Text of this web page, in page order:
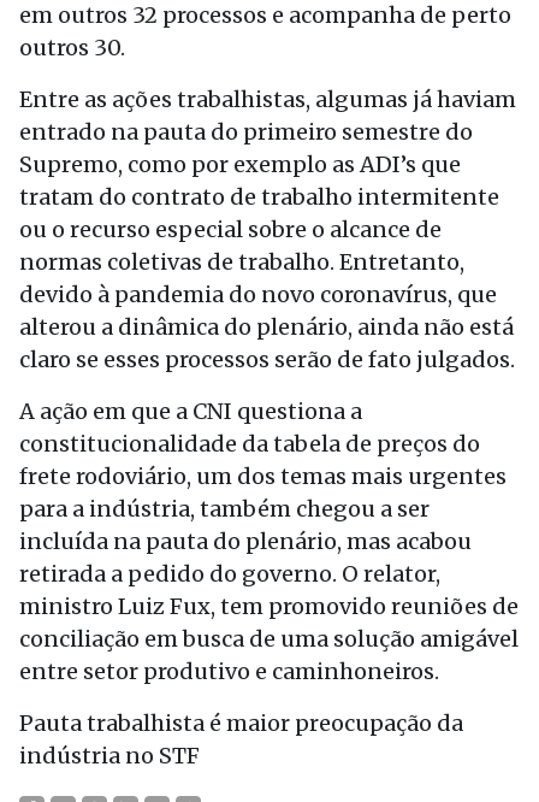
em outros 32 processos e acompanha de perto
outros 30.
Entre as ações trabalhistas, algumas já haviam
entrado na pauta do primeiro semestre do
Supremo, como por exemplo as ADI’s que
tratam do contrato de trabalho intermitente
ou o recurso especial sobre o alcance de
normas coletivas de trabalho. Entretanto,
devido à pandemia do novo coronavírus, que
alterou a dinâmica do plenário, ainda não está
claro se esses processos serão de fato julgados.
A ação em que a CNI questiona a
constitucionalidade da tabela de preços do
frete rodoviário, um dos temas mais urgentes
para a indústria, também chegou a ser
incluída na pauta do plenário, mas acabou
retirada a pedido do governo. O relator,
ministro Luiz Fux, tem promovido reuniões de
conciliação em busca de uma solução amigável
entre setor produtivo e caminhoneiros.
Pauta trabalhista é maior preocupação da
indústria no STF